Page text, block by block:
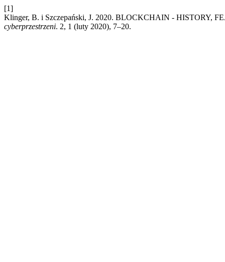
[1]
Klinger, B. i Szczepański, J. 2020. BLOCKCHAIN - HISTORY,
cyberprzestrzeni. 2, 1 (luty 2020), 7–20.